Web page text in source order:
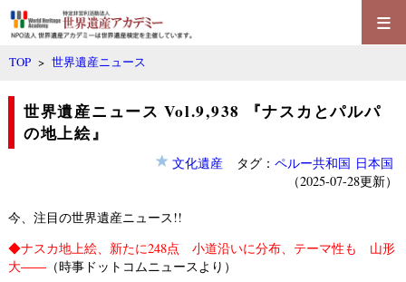
≡
TOP >世界遺産ニュース
世界遺産ニュース Vol.9,938 『ナスカとパルパ
の地上絵』
文化遺産タグ： ペルー共和国 日本国
（2025-07-28更新）
今、注目の世界遺産ニュース!!
◆ナスカ地上絵、新たに248点 小道沿いに分布、テーマ性も 山形
大――（時事ドットコムニュースより）